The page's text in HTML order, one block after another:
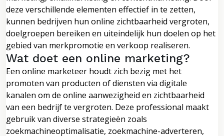
deze verschillende elementen effectief in te zetten,
kunnen bedrijven hun online zichtbaarheid vergroten,
doelgroepen bereiken en uiteindelijk hun doelen op het
gebied van merkpromotie en verkoop realiseren.
Wat doet een online marketing?
Een online marketeer houdt zich bezig met het
promoten van producten of diensten via digitale
kanalen om de online aanwezigheid en zichtbaarheid
van een bedrijf te vergroten. Deze professional maakt
gebruik van diverse strategieën zoals
zoekmachineoptimalisatie, zoekmachine-adverteren,